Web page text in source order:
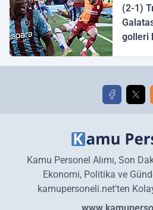
(2-1)
golleri
golleri!
Kamu Personel Alımı, Son
Ekonomi, Politika ve
kamupersoneli.net'ten